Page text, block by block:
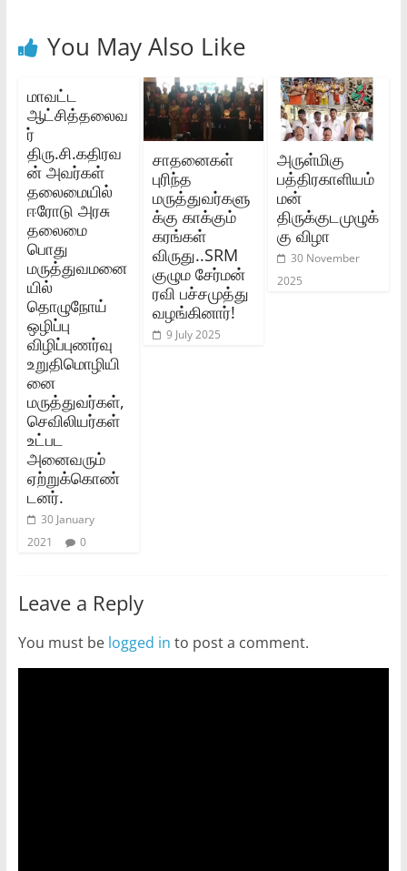
You May Also Like
மாவட்ட
ஆட்சித்தலைவ
ர்‌
திரு.சி.கதிரவ
ன்‌ அவர்கள்‌
தலைமையில்‌
ஈரோடு அரசு
தலைமை
பொது
மருத்துவமனை
யில்‌
தொழுநோய்‌
ஒழிப்பு
விழிப்புணர்வு
உறுதிமொழியி
னை
மருத்துவர்கள்‌,
செவிலியர்கள்‌
உட்பட
அனைவரும்‌
ஏற்றுக்கொண்
டனர்‌.
30 January
2021
0
சாதனைகள்
புரிந்த
மருத்துவர்களு
க்கு காக்கும்
கரங்கள்
விருது..SRM
குழும சேர்மன்
ரவி பச்சமுத்து
வழங்கினார்!
9 July 2025
அருள்மிகு
பத்திரகாளியம்
மன்
திருக்குடமுழுக்
கு விழா
30 November
2025
Leave a Reply
You must be logged in to post a comment.